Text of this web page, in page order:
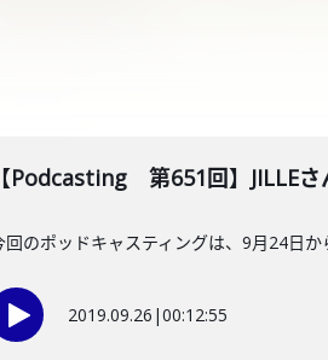
【Podcasting 第651回】JILLEさ
回のポッドキャスティングは、9月24日
2019.09.26 |00:12:55